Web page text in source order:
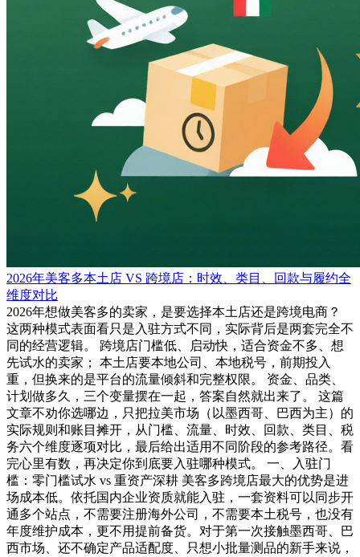
2026年美客多本土店 VS 跨境店：时效、类目、回款与履约全
维度对比
2026年想做美客多的卖家，是要选择本土店还是跨境电商？
这两种模式表面看只是入驻方式不同，实际背后是两套完全不
同的经营逻辑。 跨境店门槛低、启动快，适合资金不多、想
先试水的卖家； 本土店要本地公司、本地税号，前期投入
重，但换来的是平台的流量倾斜和完整权限。 资金、品类、
计划做多久，三个变量摆在一起，答案自然就出来了。 这篇
文章不劝你选哪边，只把拉美市场（以墨西哥、巴西为主）的
实际规则和账目摊开，从门槛、流量、时效、回款、类目、税
务六个维度逐项对比，最后给出适用不同阶段的参考路径。看
完心里有数，再决定你到底要入驻哪种模式。 一、入驻门
槛：零门槛试水 vs 重资产深耕 美客多跨境店最大的优势是进
场成本低。依托国内企业资质就能入驻，一套资料可以同步开
通多个站点，不需要注册海外公司，不需要本土税号，也没有
年度维护成本，更不用提前备货。对于第一次接触墨西哥、巴
西市场、还不确定产品适配度、只想小批量测品的新手来说，